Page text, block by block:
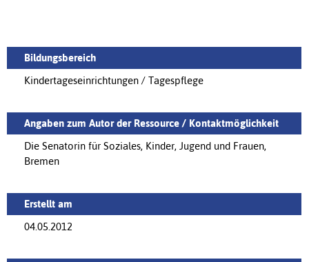
Bildungsbereich
Kindertageseinrichtungen / Tagespflege
Angaben zum Autor der Ressource / Kontaktmöglichkeit
Die Senatorin für Soziales, Kinder, Jugend und Frauen,
Bremen
Erstellt am
04.05.2012